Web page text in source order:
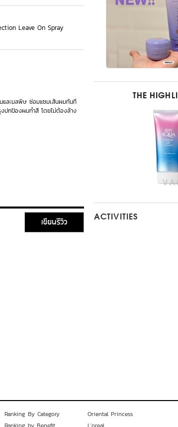
Leave On Spray
และมลพิษ ซ่อมแซมเส้นผมทันที
ปกป้องผมทำสี โดยไม่ต้องล้าง
เขียนรีวิว
THE
ACTIVITIES
Ranking By Category
Oriental Princess